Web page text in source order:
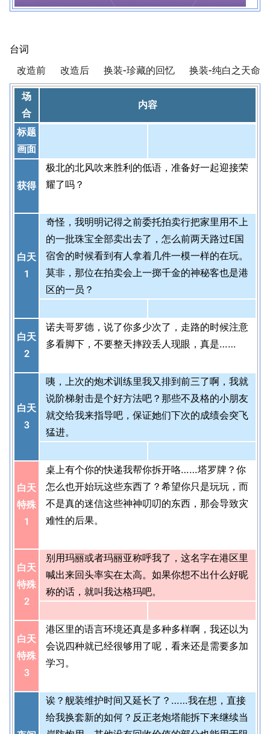
台词
改造前 改造后 换装-珍藏的回忆 换装-纯白之天命
场
合
内容
标题
画面
获得
极北的北风吹来胜利的低语，准备好一起迎接荣
耀了吗？
白天
1
奇怪，我明明记得之前委托拍卖行把家里用不上
的一批珠宝全部卖出去了，怎么前两天路过E国
宿舍的时候看到有人拿着几件一模一样的在玩。
莫非，那位在拍卖会上一掷千金的神秘客也是港
区的一员？
白天
2
诺夫哥罗德，说了你多少次了，走路的时候注意
多看脚下，不要整天摔跤丢人现眼，真是……
白天
3
咦，上次的炮术训练里我又排到前三了啊，我就
说阶梯射击是个好方法吧？那些不及格的小朋友
就交给我来指导吧，保证她们下次的成绩会突飞
猛进。
白天
特殊
1
桌上有个你的快递我帮你拆开咯……塔罗牌？你
怎么也开始玩这些东西了？希望你只是玩玩，而
不是真的迷信这些神神叨叨的东西，那会导致灾
难性的后果。
白天
特殊
2
别用玛丽或者玛丽亚称呼我了，这名字在港区里
喊出来回头率实在太高。如果你想不出什么好昵
称的话，就叫我达格玛吧。
白天
特殊
3
港区里的语言环境还真是多种多样啊，我还以为
会说四种就已经很够用了呢，看来还是需要多加
学习。
诶？舰装维护时间又延长了？……我在想，直接
给我换套新的如何？反正老炮塔能拆下来继续当